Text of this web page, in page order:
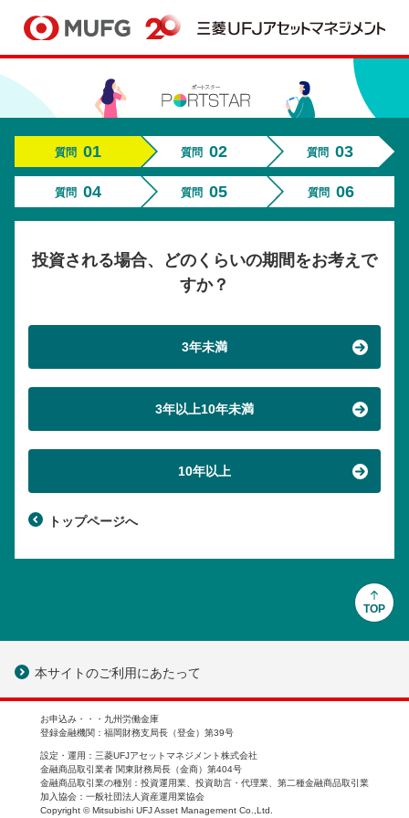
別ウィンドウで開きます
質問 01 質問 02 質問 03
質問 04 質問 05 質問 06
投資される場合、どのくらいの期間をお考えで
すか？
3年未満
3年以上10年未満
10年以上
トップページへ
TOP
本サイトのご利用にあたって
別
お申込み・・・九州労働金庫
登録金融機関：福岡財務支局長（登金）第39号
設定・運用：三菱UFJアセットマネジメント株式会社
金融商品取引業者 関東財務局長（金商）第404号
金融商品取引業の種別：投資運用業、投資助言・代理業、第二種金融商品取引業
加入協会：一般社団法人資産運用業協会
Copyright © Mitsubishi UFJ Asset Management Co.,Ltd.